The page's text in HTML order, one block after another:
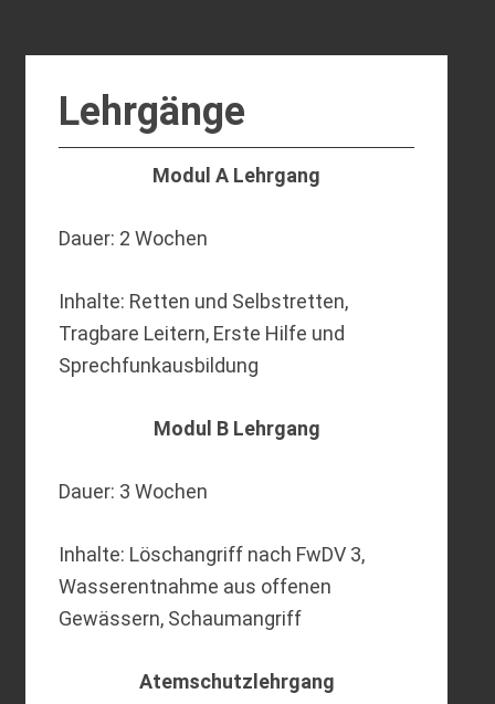
Lehrgänge
Modul A Lehrgang
Dauer: 2 Wochen
Inhalte: Retten und Selbstretten,
Tragbare Leitern, Erste Hilfe und
Sprechfunkausbildung
Modul B Lehrgang
Dauer: 3 Wochen
Inhalte: Löschangriff nach FwDV 3,
Wasserentnahme aus offenen
Gewässern, Schaumangriff
Atemschutzlehrgang